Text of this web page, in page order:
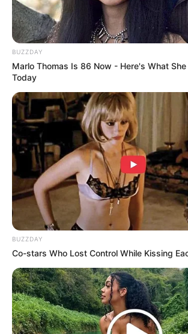
BUZZDAY
Marlo Thomas Is 86 Now - Here's What
Today
BUZZDAY
Co-stars Who Lost Control While Kissing